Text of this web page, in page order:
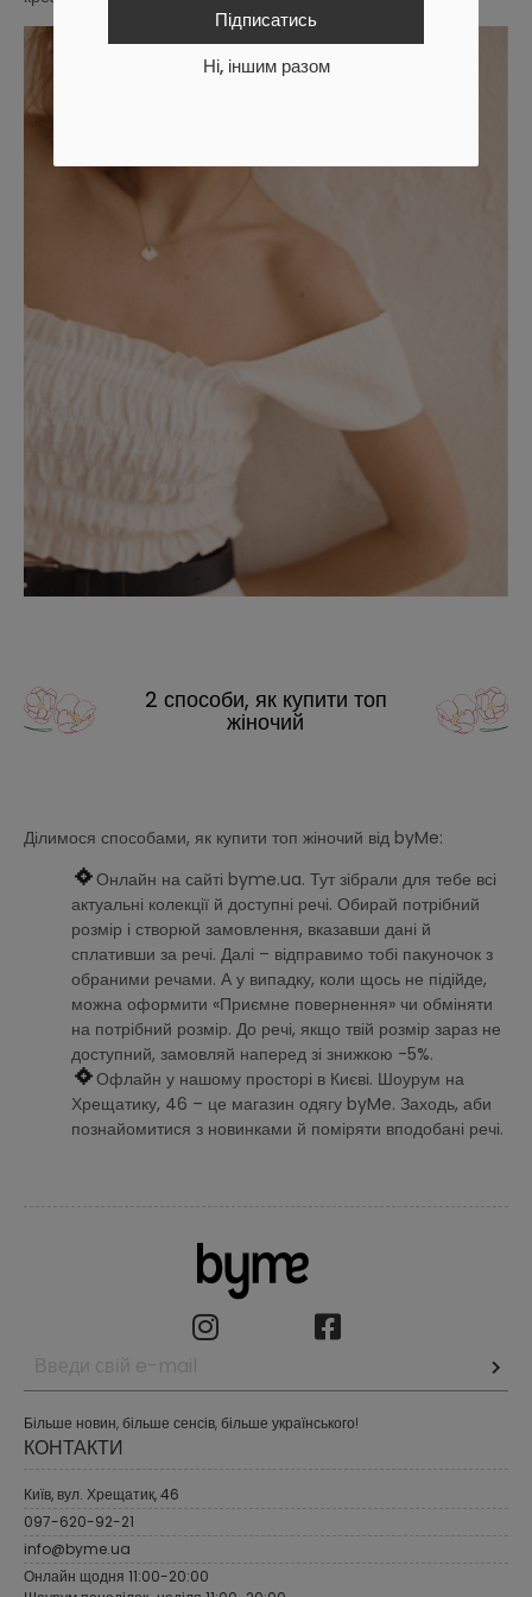
Підписатись
Ні, іншим разом
2 способи, як купити топ
жіночий
Ділимося способами, як купити топ жіночий від byMe:
Онлайн на сайті byme.ua. Тут зібрали для тебе всі
актуальні колекції й доступні речі. Обирай потрібний
розмір і створюй замовлення, вказавши дані й
сплативши за речі. Далі – відправимо тобі пакуночок з
обраними речами. А у випадку, коли щось не підійде,
можна оформити «Приємне повернення» чи обміняти
на потрібний розмір. До речі, якщо твій розмір зараз не
доступний, замовляй наперед зі знижкою -5%.
Офлайн у нашому просторі в Києві. Шоурум на
Хрещатику, 46 – це магазин одягу byMe. Заходь, аби
познайомитися з новинками й поміряти вподобані речі.
Більше новин, більше сенсів, більше українського!
КОНТАКТИ
Київ, вул. Хрещатик, 46
097-620-92-21
info@byme.ua
Онлайн щодня 11:00-20:00